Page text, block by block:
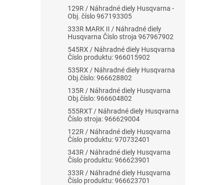
129R / Náhradné diely Husqvarna -
Obj. číslo 967193305
333R MARK II / Náhradné diely
Husqvarna Číslo stroja 967967902
545RX / Náhradné diely Husqvarna
Číslo produktu: 966015902
535RX / Náhradné diely Husqvarna
Obj.číslo: 966628802
135R / Náhradné diely Husqvarna
Obj.číslo: 966604802
555RXT / Náhradné diely Husqvarna
Číslo stroja: 966629004
122R / Náhradné diely Husqvarna
Číslo produktu: 970732401
343R / Náhradné diely Husqvarna
Číslo produktu: 966623901
333R / Náhradné diely Husqvarna
Číslo produktu: 966623701